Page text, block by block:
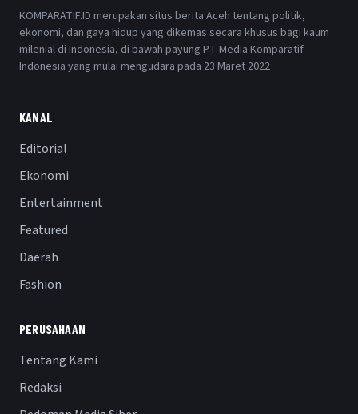
KOMPARATIF.ID merupakan situs berita Aceh tentang politik,
ekonomi, dan gaya hidup yang dikemas secara khusus bagi kaum
milenial di Indonesia, di bawah payung PT Media Komparatif
Indonesia yang mulai mengudara pada 23 Maret 2022
KANAL
Editorial
Ekonomi
Entertainment
Featured
Daerah
Fashion
PERUSAHAAN
Tentang Kami
Redaksi